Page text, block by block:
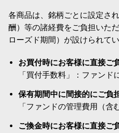
各商品は、銘柄ごとに設定さ
酬）等の諸経費をご負担いた
ローズド期間）が設けられて
お買付時にお客様に直接ご
「買付手数料」：ファンド
保有期間中に間接的にご負
「ファンドの管理費用（
ご換金時にお客様に直接ご